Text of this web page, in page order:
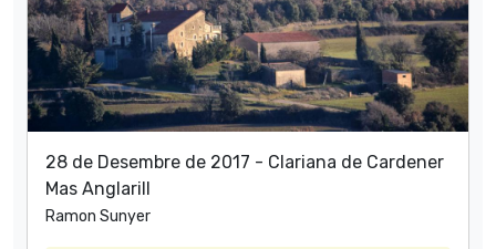
28 de Desembre de 2017 - Clariana de Cardener
Mas Anglarill
Ramon Sunyer